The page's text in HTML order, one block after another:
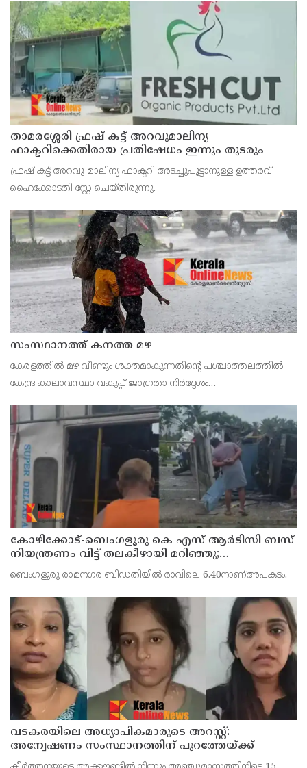
താമരശ്ശേരി ഫ്രഷ് കട്ട് അറവുമാലിന്യ
ഫാക്ടറിക്കെതിരായ പ്രതിഷേധം ഇന്നും തുടരും
ഫ്രഷ് കട്ട് അറവു മാലിന്യ ഫാക്ടറി അടച്ചുപൂട്ടാനുള്ള ഉത്തരവ്
ഹൈക്കോടതി സ്റ്റേ ചെയ്തിരുന്നു.
സംസ്ഥാനത്ത് കനത്ത മഴ
കേരളത്തിൽ മഴ വീണ്ടും ശക്തമാകുന്നതിന്റെ പശ്ചാത്തലത്തിൽ
കേന്ദ്ര കാലാവസ്ഥാ വകുപ്പ് ജാഗ്രതാ നിർദ്ദേശം
പ്രഖ്യാപിച്ച
കോഴിക്കോട്-ബെംഗളൂരു കെ എസ് ആര്‍ടിസി ബസ്
നിയന്ത്രണം വിട്ട് തലകീഴായി മറിഞ്ഞു;
ഡ്രൈവര്‍ക്കും കണ്ടക്ടര്‍ക്കും ദാരുണാന്ത്യം
ബെംഗളൂരു രാമനഗര ബിഡതിയില്‍ രാവിലെ 6.40നാണ്അപകടം.
വടകരയിലെ അധ്യാപികമാരുടെ അറസ്റ്റ്:
അന്വേഷണം സംസ്ഥാനത്തിന് പുറത്തേയ്ക്ക്